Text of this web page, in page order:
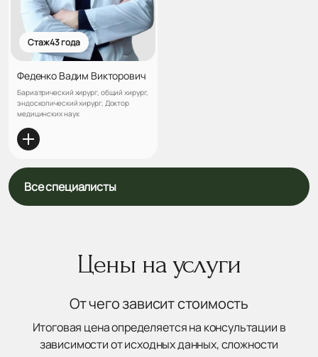
Стаж 43 года
Феденко Вадим Викторович
Бариатрический хирург, общий хирург,
эндоскопический хирург, Доктор
медицинских наук
Все специалисты
Цены на услуги
От чего зависит стоимость
Итоговая цена определяется на консультации в
зависимости от исходных данных, сложности